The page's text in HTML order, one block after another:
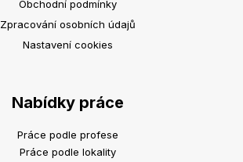
Obchodní podmínky
Zpracování osobních údajů
Nastavení cookies
Nabídky práce
Práce podle profese
Práce podle lokality